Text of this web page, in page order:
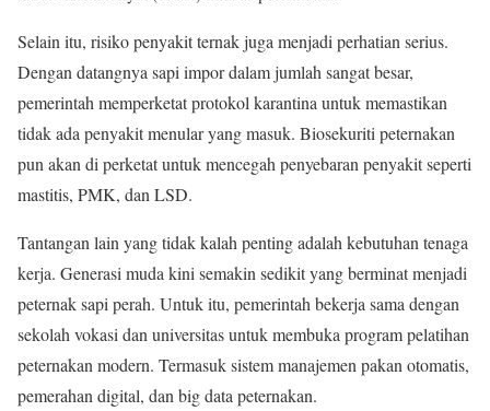
Selain itu, risiko penyakit ternak juga menjadi perhatian serius.
Dengan datangnya sapi impor dalam jumlah sangat besar,
pemerintah memperketat protokol karantina untuk memastikan
tidak ada penyakit menular yang masuk. Biosekuriti peternakan
pun akan di perketat untuk mencegah penyebaran penyakit seperti
mastitis, PMK, dan LSD.
Tantangan lain yang tidak kalah penting adalah kebutuhan tenaga
kerja. Generasi muda kini semakin sedikit yang berminat menjadi
peternak sapi perah. Untuk itu, pemerintah bekerja sama dengan
sekolah vokasi dan universitas untuk membuka program pelatihan
peternakan modern. Termasuk sistem manajemen pakan otomatis,
pemerahan digital, dan big data peternakan.